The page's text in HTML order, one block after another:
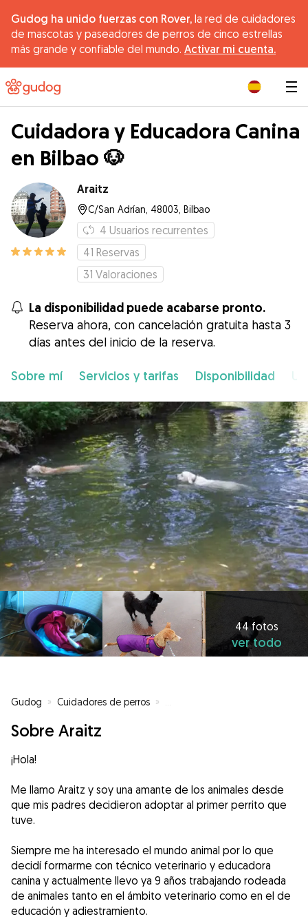
Gudog ha unido fuerzas con Rover, la red de cuidadores
de mascotas y paseadores de perros de cinco estrellas
más grande y confiable del mundo. Activar mi cuenta.
Cuidadora y Educadora Canina
en Bilbao 🐶
Araitz
C/San Adrían, 48003, Bilbao
4 Usuarios recurrentes
41 Reservas
31 Valoraciones
La disponibilidad puede acabarse pronto.
Reserva ahora, con cancelación gratuita hasta 3
días antes del inicio de la reserva.
Sobre mí Servicios y tarifas Disponibilidad
44 fotos
ver todo
Gudog » Cuidadores de perros »
Sobre Araitz
¡Hola!
Me llamo Araitz y soy una amante de los animales desde
que mis padres decidieron adoptar al primer perrito que
tuve.
Siempre me ha interesado el mundo animal por lo que
decidí formarme con técnico veterinario y educadora
canina y actualmente llevo ya 9 años trabajando rodeada
de animales tanto en el ámbito veterinario como en el de
educación y adiestramiento.